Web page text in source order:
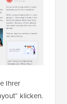
Ihrer
klicken.